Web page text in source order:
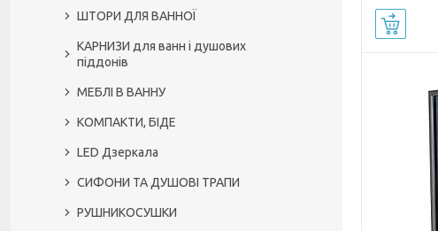
ШТОРИ ДЛЯ ВАННОЇ
КАРНИЗИ для ванн і душових
піддонів
МЕБЛІ В ВАННУ
КОМПАКТИ, БІДЕ
LED Дзеркала
СИФОНИ ТА ДУШОВІ ТРАПИ
РУШНИКОСУШКИ